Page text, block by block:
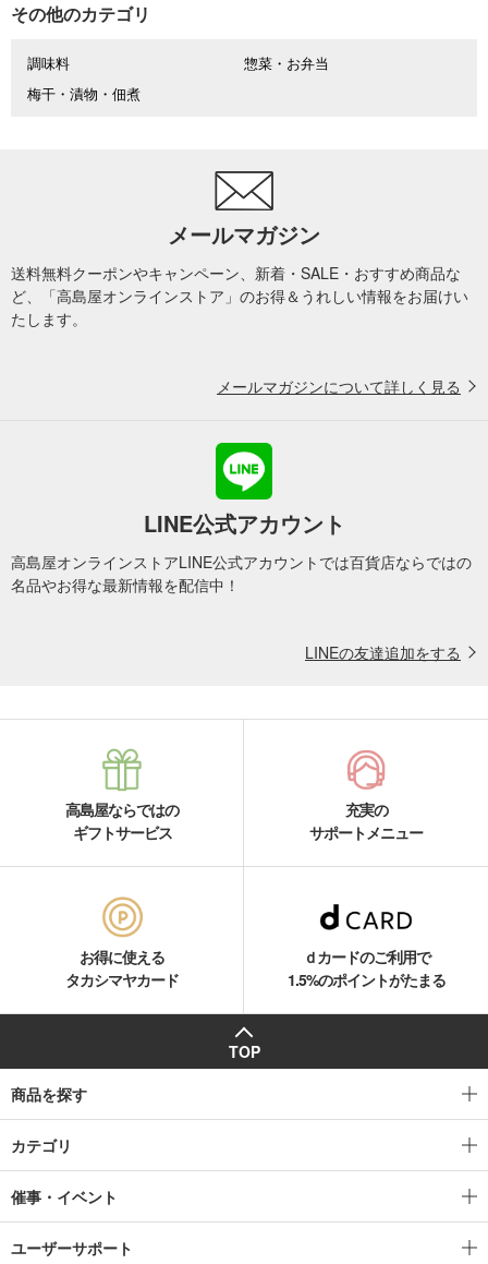
その他のカテゴリ
調味料
惣菜・お弁当
梅干・漬物・佃煮
メールマガジン
送料無料クーポンやキャンペーン、新着・SALE・おすすめ商品な
ど、「高島屋オンラインストア」のお得＆うれしい情報をお届けい
たします。
メールマガジンについて詳しく見る
LINE公式アカウント
高島屋オンラインストアLINE公式アカウントでは百貨店ならではの
名品やお得な最新情報を配信中！
LINEの友達追加をする
高島屋ならではの
ギフトサービス
充実の
サポートメニュー
お得に使える
タカシマヤカード
ｄカードのご利用で
1.5%のポイントがたまる
TOP
商品を探す
カテゴリ
催事・イベント
ユーザーサポート